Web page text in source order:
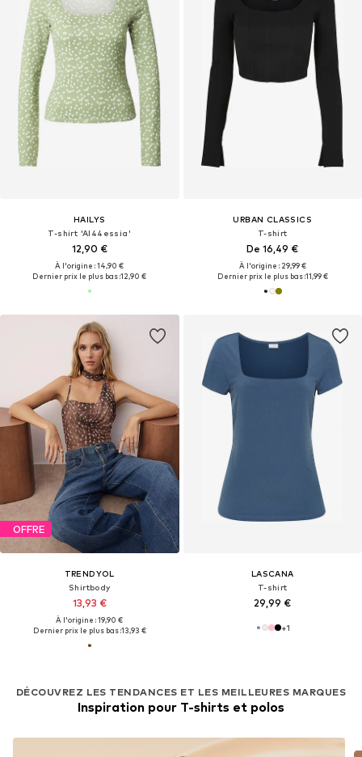
HAILYS
T-shirt 'Al44essia'
12,90 €
À l'origine : 14,90 €
Dernier prix le plus bas :12,90 €
URBAN CLASSICS
T-shirt
De 16,49 €
À l'origine : 29,99 €
Dernier prix le plus bas :11,99 €
OFFRE
TRENDYOL
Shirtbody
13,93 €
À l'origine : 19,90 €
Dernier prix le plus bas :13,93 €
LASCANA
T-shirt
29,99 €
+1
DÉCOUVREZ LES TENDANCES ET LES MEILLEURES MARQUES
Inspiration pour T-shirts et polos